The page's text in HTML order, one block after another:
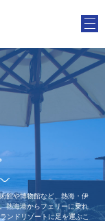
館や博物館など、熱海・伊
熱海港からフェリーに乗れ
ンドリゾートに足を運ぶこ